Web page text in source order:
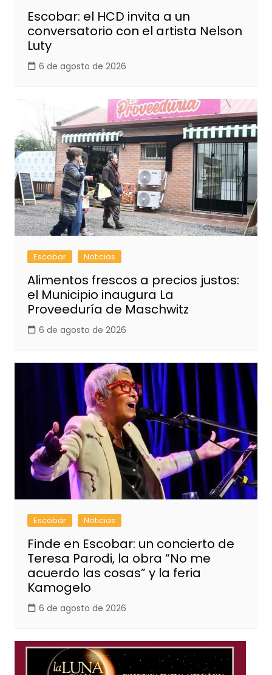
Escobar: el HCD invita a un
conversatorio con el artista Nelson
Luty
6 de agosto de 2026
Escobar Noticias
Alimentos frescos a precios justos:
el Municipio inaugura La
Proveeduría de Maschwitz
6 de agosto de 2026
Escobar Noticias
Finde en Escobar: un concierto de
Teresa Parodi, la obra “No me
acuerdo las cosas” y la feria
Kamogelo
6 de agosto de 2026